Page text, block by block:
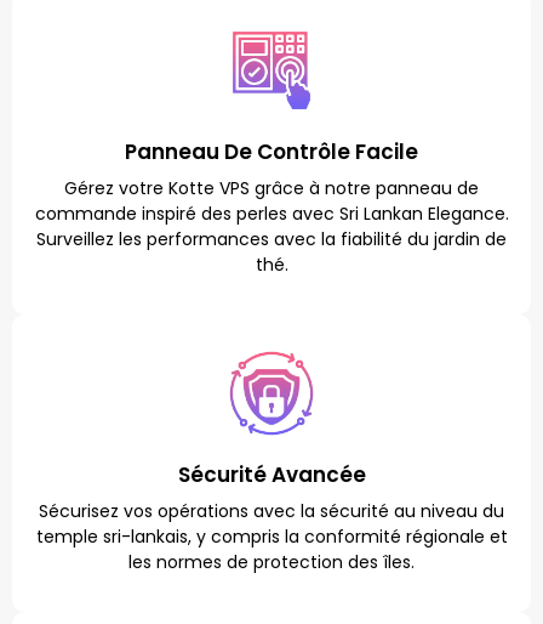
Panneau De Contrôle Facile
Gérez votre Kotte VPS grâce à notre panneau de
commande inspiré des perles avec Sri Lankan Elegance.
Surveillez les performances avec la fiabilité du jardin de
thé.
Sécurité Avancée
Sécurisez vos opérations avec la sécurité au niveau du
temple sri-lankais, y compris la conformité régionale et
les normes de protection des îles.